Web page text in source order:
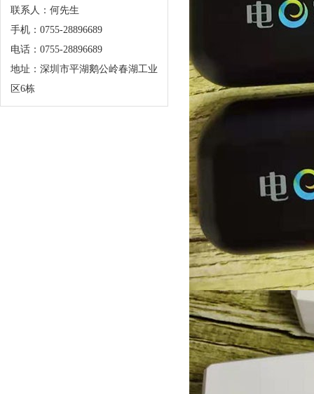
联系人：何先生
手机：0755-28896689
电话：0755-28896689
地址：深圳市平湖鹅公岭春湖工业
区6栋